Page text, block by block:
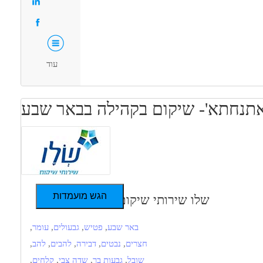
עוד
שיקום בקהילה בבאר שבע
הגש מועמדות שלו שירותי שיקום
באר שבע, פטיש, גבעולים, עומר,
חצרים, נבטים, דבירה, להבים, להב,
שובל, גבעות בר, שדה צבי, קלחים,